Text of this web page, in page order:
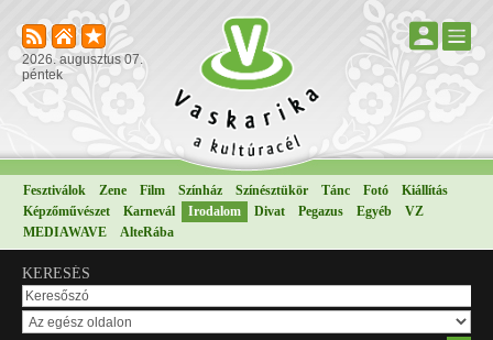
2026. augusztus 07.
péntek
Fesztiválok Zene Film Színház Színésztükör Tánc Fotó
Kiállítás
Képzőművészet
Karnevál Irodalom Divat Pegazus Egyéb
VZ
MEDIAWAVE
AlteRába
KERESÉS